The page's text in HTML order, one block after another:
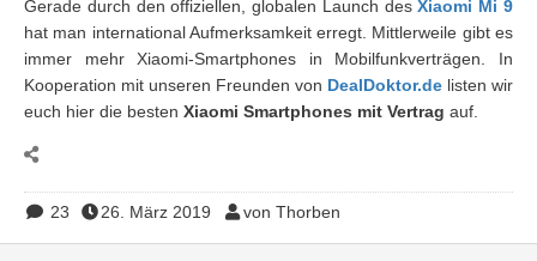
Gerade durch den offiziellen, globalen Launch desXiaomi Mi 9
hat man international Aufmerksamkeit erregt. Mittlerweile gibt es
immer mehr Xiaomi-Smartphones in Mobilfunkverträgen. In
Kooperation mit unseren Freunden von DealDoktor.de listen wir
euch hier die besten Xiaomi Smartphones mit Vertrag auf.
23 26. März 2019 von Thorben